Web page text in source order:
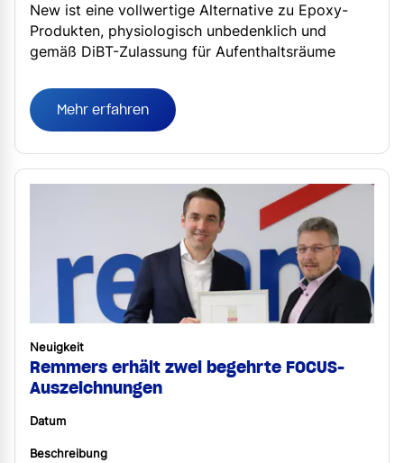
New ist eine vollwertige Alternative zu Epoxy-
Produkten, physiologisch unbedenklich und
gemäß DiBT-Zulassung für Aufenthaltsräume
Mehr erfahren
Neuigkeit
Remmers erhält zwei begehrte FOCUS-
Auszeichnungen
Datum
Beschreibung